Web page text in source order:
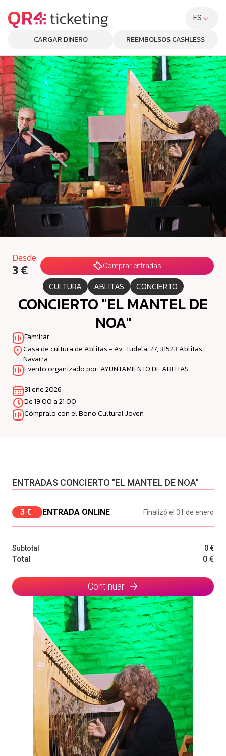
ES
CARGAR DINERO REEMBOLSOS CASHLESS
Desde
3 € Comprar entradas
CULTURA ABLITAS CONCIERTO
CONCIERTO "EL MANTEL DE
NOA"
Familiar
Casa de cultura de Ablitas - Av. Tudela, 27, 31523 Ablitas,
Navarra
Evento organizado por: AYUNTAMIENTO DE ABLITAS
31 ene 2026
De 19:00 a 21:00
Cómpralo con el Bono Cultural Joven
ENTRADAS CONCIERTO "EL MANTEL DE NOA"
3 € ENTRADA ONLINE Finalizó el 31 de enero
Subtotal 0 €
Total 0 €
Continuar